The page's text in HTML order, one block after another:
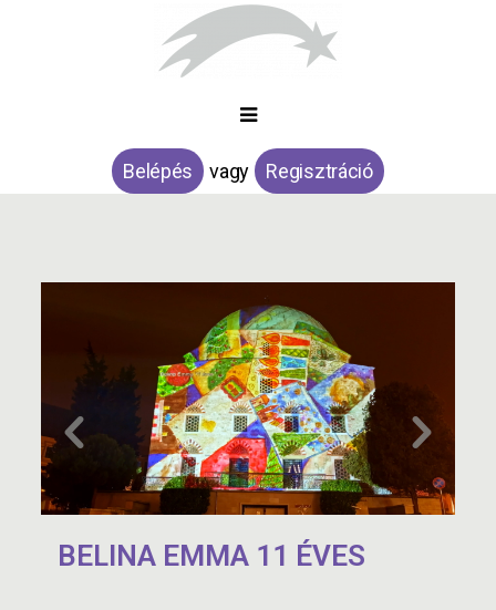
Belépés vagy Regisztráció
BELINA EMMA 11 ÉVES